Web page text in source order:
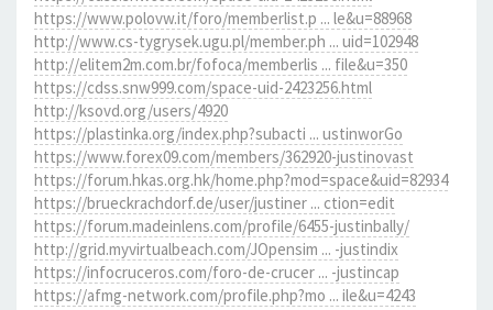
https://www.polovw.it/foro/memberlist.p ... le&u=88968
http://www.cs-tygrysek.ugu.pl/member.ph ... uid=102948
http://elitem2m.com.br/fofoca/memberlis ... file&u=350
https://cdss.snw999.com/space-uid-2423256.html
http://ksovd.org/users/4920
https://plastinka.org/index.php?subacti ... ustinworGo
https://www.forex09.com/members/362920-justinovast
https://forum.hkas.org.hk/home.php?mod=space&uid=82934
https://brueckrachdorf.de/user/justiner ... ction=edit
https://forum.madeinlens.com/profile/6455-justinbally/
http://grid.myvirtualbeach.com/JOpensim ... -justindix
https://infocruceros.com/foro-de-crucer ... -justincap
https://afmg-network.com/profile.php?mo ... ile&u=4243